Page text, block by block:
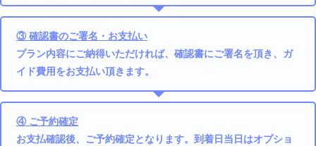
③ 確認書のご署名・お支払い
プラン内容にご納得いただければ、確認書にご署名を頂き、ガ
イド費用をお支払い頂きます。
④ ご予約確定
お支払確認後、ご予約確定となります。到着日当日はオプショ